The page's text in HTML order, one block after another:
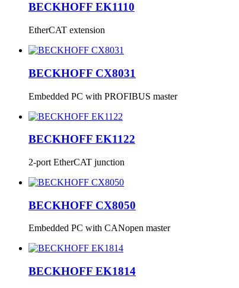
BECKHOFF EK1110
EtherCAT extension
BECKHOFF CX8031
Embedded PC with PROFIBUS master
BECKHOFF EK1122
2-port EtherCAT junction
BECKHOFF CX8050
Embedded PC with CANopen master
BECKHOFF EK1814